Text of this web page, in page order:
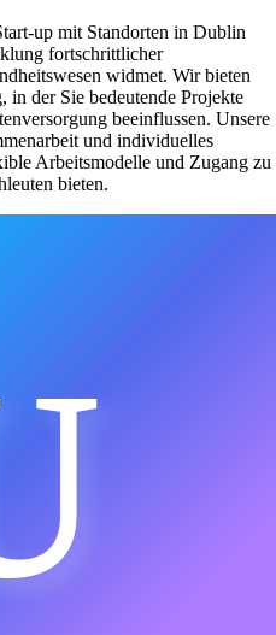
up mit Standorten in Dublin
fortschrittlicher
widmet. Wir bieten
in der Sie bedeutende Projekte
beeinflussen. Unsere
und individuelles
Arbeitsmodelle und Zugang zu
bieten.